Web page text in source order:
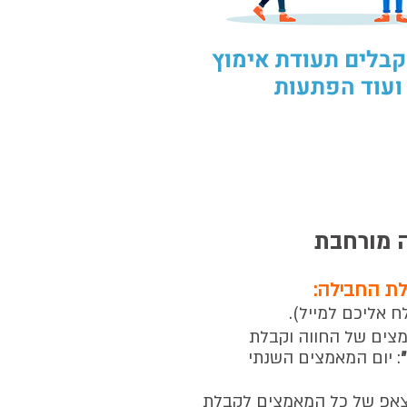
תעודת אימוץ
ועוד הפתעות
מורחבת
החבילה:
אליכם למייל).
של החווה וקבלת
: יום המאמצים השנתי
של כל המאמצים לקבלת